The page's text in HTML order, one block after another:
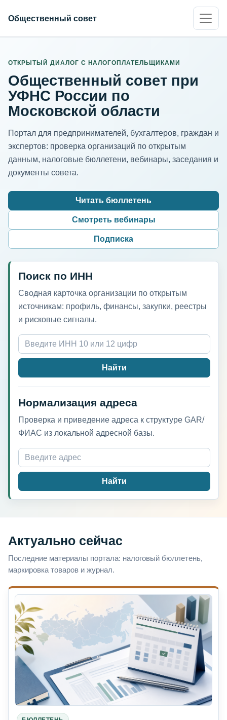
Общественный совет
ОТКРЫТЫЙ ДИАЛОГ С НАЛОГОПЛАТЕЛЬЩИКАМИ
Общественный совет при
УФНС России по
Московской области
Портал для предпринимателей, бухгалтеров, граждан и
экспертов: проверка организаций по открытым
данным, налоговые бюллетени, вебинары, заседания и
документы совета.
Читать бюллетень
Смотреть вебинары
Подписка
Поиск по ИНН
Сводная карточка организации по открытым
источникам: профиль, финансы, закупки, реестры
и рисковые сигналы.
ИНН организации
Найти
Нормализация адреса
Проверка и приведение адреса к структуре GAR/
ФИАС из локальной адресной базы.
Адрес для нормализации
Найти
Актуально сейчас
Последние материалы портала: налоговый бюллетень,
маркировка товаров и журнал.